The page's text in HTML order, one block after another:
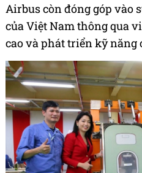
Airbus còn đóng góp vào
của Việt Nam thông qua
cao và phát triển kỹ năng